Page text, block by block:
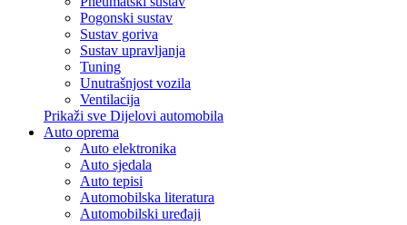
Pogonski sustav
Sustav goriva
Sustav upravljanja
Tuning
Unutrašnjost vozila
Ventilacija
Prikaži sve Dijelovi automobila
Auto oprema
Auto elektronika
Auto sjedala
Auto tepisi
Automobilska literatura
Automobilski uređaji